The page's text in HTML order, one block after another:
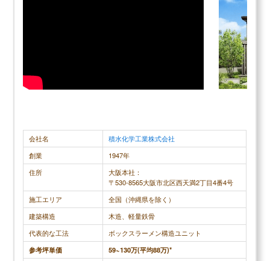
スクロールできます
おおむね満足しています。2×4の構造壁を配置しな
いといけない関係で細かい間取りにやや制限はあり
ましたが、全体的な間取りはほぼ要望通りに設計し
て下さいました。また内装、外装共に高級感があり
デザインも文句なしに気に入っています。インテリ
アコーディネーターがついてくれ、壁紙やカーテン
の色などのアドバイスをして下さったのも素人とし
ては大変助かりました。ただデザインの関係で開口
まず、営業
手でした。
がされ、一
うに、とて
だいたい決
と、インテ
会社名
積水化学工業株式会社
創業
1947年
住所
大阪本社：
〒530-8565大阪市北区西天満2丁目4番4号
施工エリア
全国（沖縄県を除く）
建築構造
木造、軽量鉄骨
代表的な工法
ボックスラーメン構造ユニット
参考坪単価
59~130万(平均88万)*